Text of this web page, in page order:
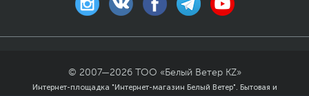
© 2007—2026
ТОО «Белый Ветер KZ»
Интернет-площадка "Интернет-магазин Белый Ветер". Бытовая и